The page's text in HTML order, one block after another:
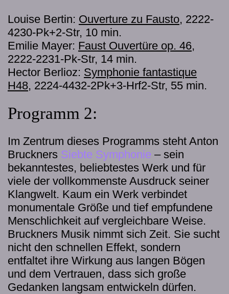
Louise Bertin: Ouverture zu Fausto, 2222-
4230-Pk+2-Str, 10 min.
Emilie Mayer: Faust Ouvertüre op. 46,
2222-2231-Pk-Str, 14 min.
Hector Berlioz: Symphonie fantastique
H48, 2224-4432-2Pk+3-Hrf2-Str, 55 min.
Programm 2:
Im Zentrum dieses Programms steht Anton
Bruckners Siebte Symphonie – sein
bekanntestes, beliebtestes Werk und für
viele der vollkommenste Ausdruck seiner
Klangwelt. Kaum ein Werk verbindet
monumentale Größe und tief empfundene
Menschlichkeit auf vergleichbare Weise.
Bruckners Musik nimmt sich Zeit. Sie sucht
nicht den schnellen Effekt, sondern
entfaltet ihre Wirkung aus langen Bögen
und dem Vertrauen, dass sich große
Gedanken langsam entwickeln dürfen.